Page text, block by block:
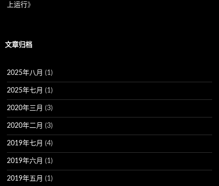
上运行》
文章归档
2025年八月 (1)
2025年七月 (1)
2020年三月 (3)
2020年二月 (3)
2019年七月 (4)
2019年六月 (1)
2019年五月 (1)